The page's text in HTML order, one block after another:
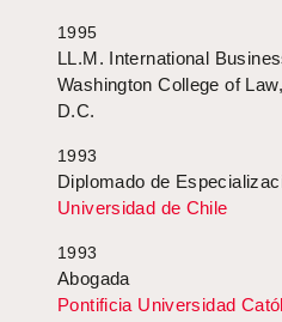
1995
LL.M. International
Washington College of
D.C.
1993
Diplomado de
Universidad de Chile
1993
Abogada
Pontificia Universidad